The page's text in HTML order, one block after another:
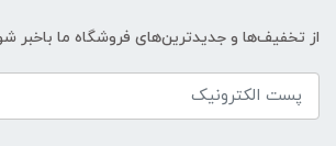
از تخفیف‌ها و جدیدترین‌های فروشگاه ما باخبر